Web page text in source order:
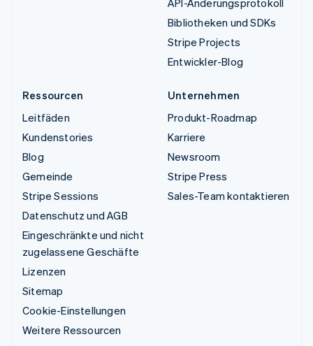
Bibliotheken und SDKs
Stripe Projects
Entwickler-Blog
Ressourcen
Leitfäden
Kundenstories
Blog
Gemeinde
Stripe Sessions
Datenschutz und AGB
Eingeschränkte und nicht
zugelassene Geschäfte
Lizenzen
Sitemap
Cookie-Einstellungen
Weitere Ressourcen
Unternehmen
Produkt-Roadmap
Karriere
Newsroom
Stripe Press
Sales-Team kontaktieren